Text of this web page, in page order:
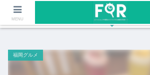
ファッションや福岡のワクワクする情
福岡グルメ
MENU